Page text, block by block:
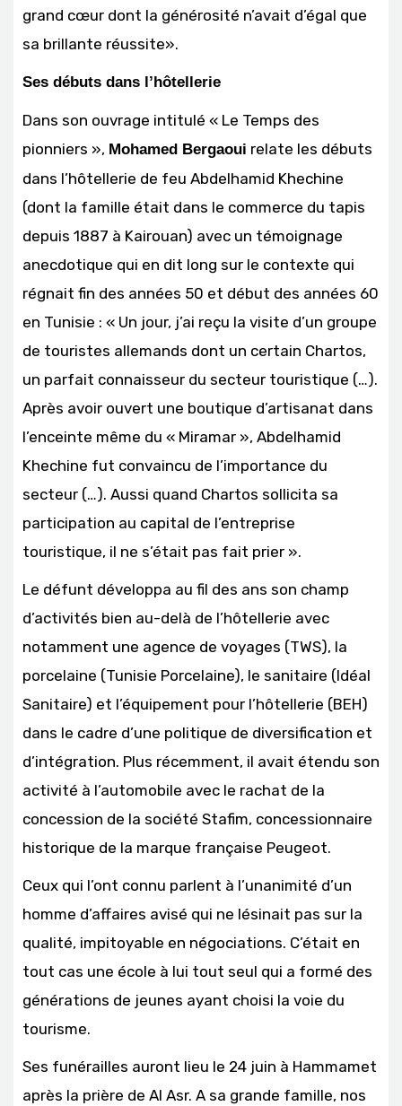
grand cœur dont la générosité n’avait d’égal que
sa brillante réussite».
Ses débuts dans l’hôtellerie
Dans son ouvrage intitulé « Le Temps des
pionniers », Mohamed Bergaoui relate les débuts
dans l’hôtellerie de feu Abdelhamid Khechine
(dont la famille était dans le commerce du tapis
depuis 1887 à Kairouan) avec un témoignage
anecdotique qui en dit long sur le contexte qui
régnait fin des années 50 et début des années 60
en Tunisie : « Un jour, j’ai reçu la visite d’un groupe
de touristes allemands dont un certain Chartos,
un parfait connaisseur du secteur touristique (…).
Après avoir ouvert une boutique d’artisanat dans
l’enceinte même du « Miramar », Abdelhamid
Khechine fut convaincu de l’importance du
secteur (…). Aussi quand Chartos sollicita sa
participation au capital de l’entreprise
touristique, il ne s’était pas fait prier ».
Le défunt développa au fil des ans son champ
d’activités bien au-delà de l’hôtellerie avec
notamment une agence de voyages (TWS), la
porcelaine (Tunisie Porcelaine), le sanitaire (Idéal
Sanitaire) et l’équipement pour l’hôtellerie (BEH)
dans le cadre d’une politique de diversification et
d’intégration. Plus récemment, il avait étendu son
activité à l’automobile avec le rachat de la
concession de la société Stafim, concessionnaire
historique de la marque française Peugeot.
Ceux qui l’ont connu parlent à l’unanimité d’un
homme d’affaires avisé qui ne lésinait pas sur la
qualité, impitoyable en négociations. C’était en
tout cas une école à lui tout seul qui a formé des
générations de jeunes ayant choisi la voie du
tourisme.
Ses funérailles auront lieu le 24 juin à Hammamet
après la prière de Al Asr. A sa grande famille, nos